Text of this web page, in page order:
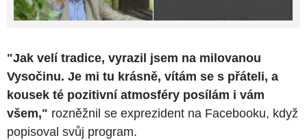
"Jak velí tradice, vyrazil jsem na milovanou
Vysočinu. Je mi tu krásně, vítám se s přáteli, a
kousek té pozitivní atmosféry posílám i vám
všem," rozněžnil se exprezident na Facebooku, když
popisoval svůj program.